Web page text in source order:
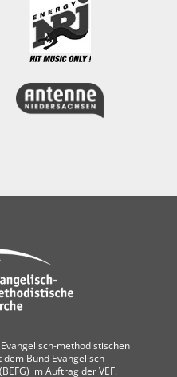
methodistischen
Bund Evangelisch-
im Auftrag der VEF.